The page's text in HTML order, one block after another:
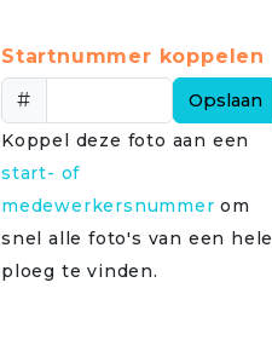
Startnummer koppelen
#
Opslaan
Koppel deze foto aan een
start- of
medewerkersnummer om
snel alle foto's van een hele
ploeg te vinden.